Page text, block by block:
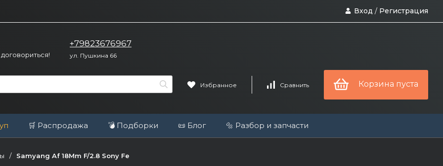
Вход / Регистрация
+79823676967
ул. Пушкина 66
Избранное Сравнить Корзина пуста
🛒 Распродажа 💣 Подборки 📜 Блог 🔩 Разбор и запчасти
/ Samyang Af 18Mm F/2.8 Sony Fe